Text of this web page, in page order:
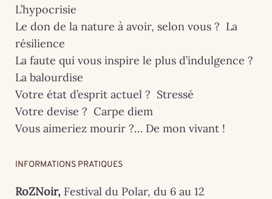
L’hypocrisie
Le don de la nature à avoir, selon vous ? La
résilience
La faute qui vous inspire le plus d’indulgence ?
La balourdise
Votre état d’esprit actuel ? Stressé
Votre devise ? Carpe diem
Vous aimeriez mourir ?… De mon vivant !
INFORMATIONS PRATIQUES
RoZNoir, Festival du Polar, du 6 au 12